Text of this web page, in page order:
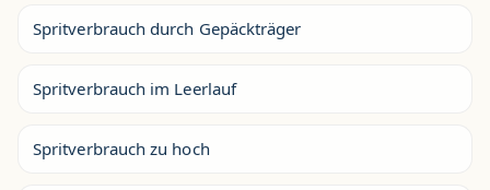
Spritverbrauch durch Gepäckträger
Spritverbrauch im Leerlauf
Spritverbrauch zu hoch